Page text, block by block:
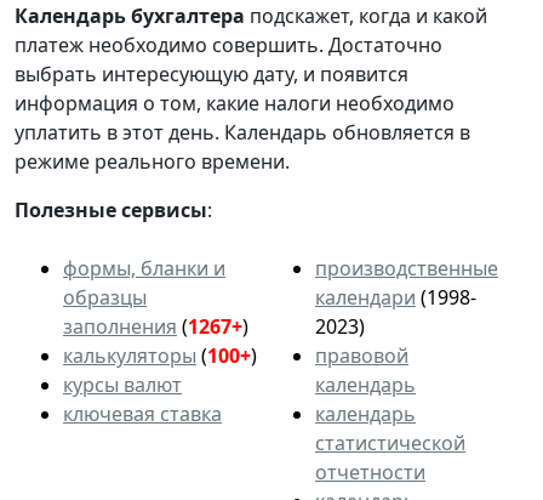
Календарьбухгалтера подскажет, когда и какой
платеж необходимо совершить. Достаточно
выбрать интересующую дату, и появится
информация о том, какие налоги необходимо
уплатить в этот день. Календарь обновляется в
режиме реального времени.
Полезные сервисы:
формы, бланки и
образцы
заполнения (1267+)
калькуляторы (100+)
курсы валют
ключевая ставка
производственные
календари (1998-
2023)
правовой
календарь
календарь
статистической
отчетности